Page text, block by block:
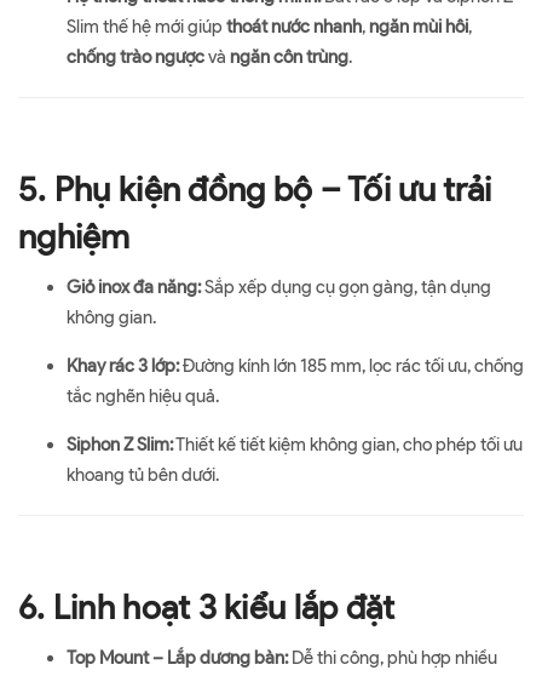
Slim thế hệ mới giúp thoát nước nhanh,ngăn mùi hôi,
chống trào ngượcvà ngăn côn trùng.
5. Phụ kiện đồng bộ – Tối ưu trải
nghiệm
Giỏ inox đa năng:Sắp xếp dụng cụ gọn gàng, tận dụng
không gian.
Khay rác 3 lớp:Đường kính lớn 185 mm, lọc rác tối ưu, chống
tắc nghẽn hiệu quả.
Siphon Z Slim:Thiết kế tiết kiệm không gian, cho phép tối ưu
khoang tủ bên dưới.
6. Linh hoạt 3 kiểu lắp đặt
Top Mount – Lắp dương bàn:Dễ thi công, phù hợp nhiều